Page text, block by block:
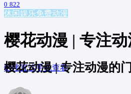
0 822
休闲娱乐免费动漫
樱花动漫 | 专注
链接直达手机查看
樱花动漫 | 专注动漫的